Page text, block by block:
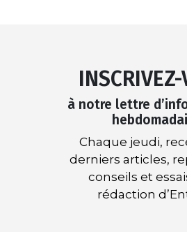
à notre lettre
Chaque jeudi,
derniers articles,
conseils et
rédaction